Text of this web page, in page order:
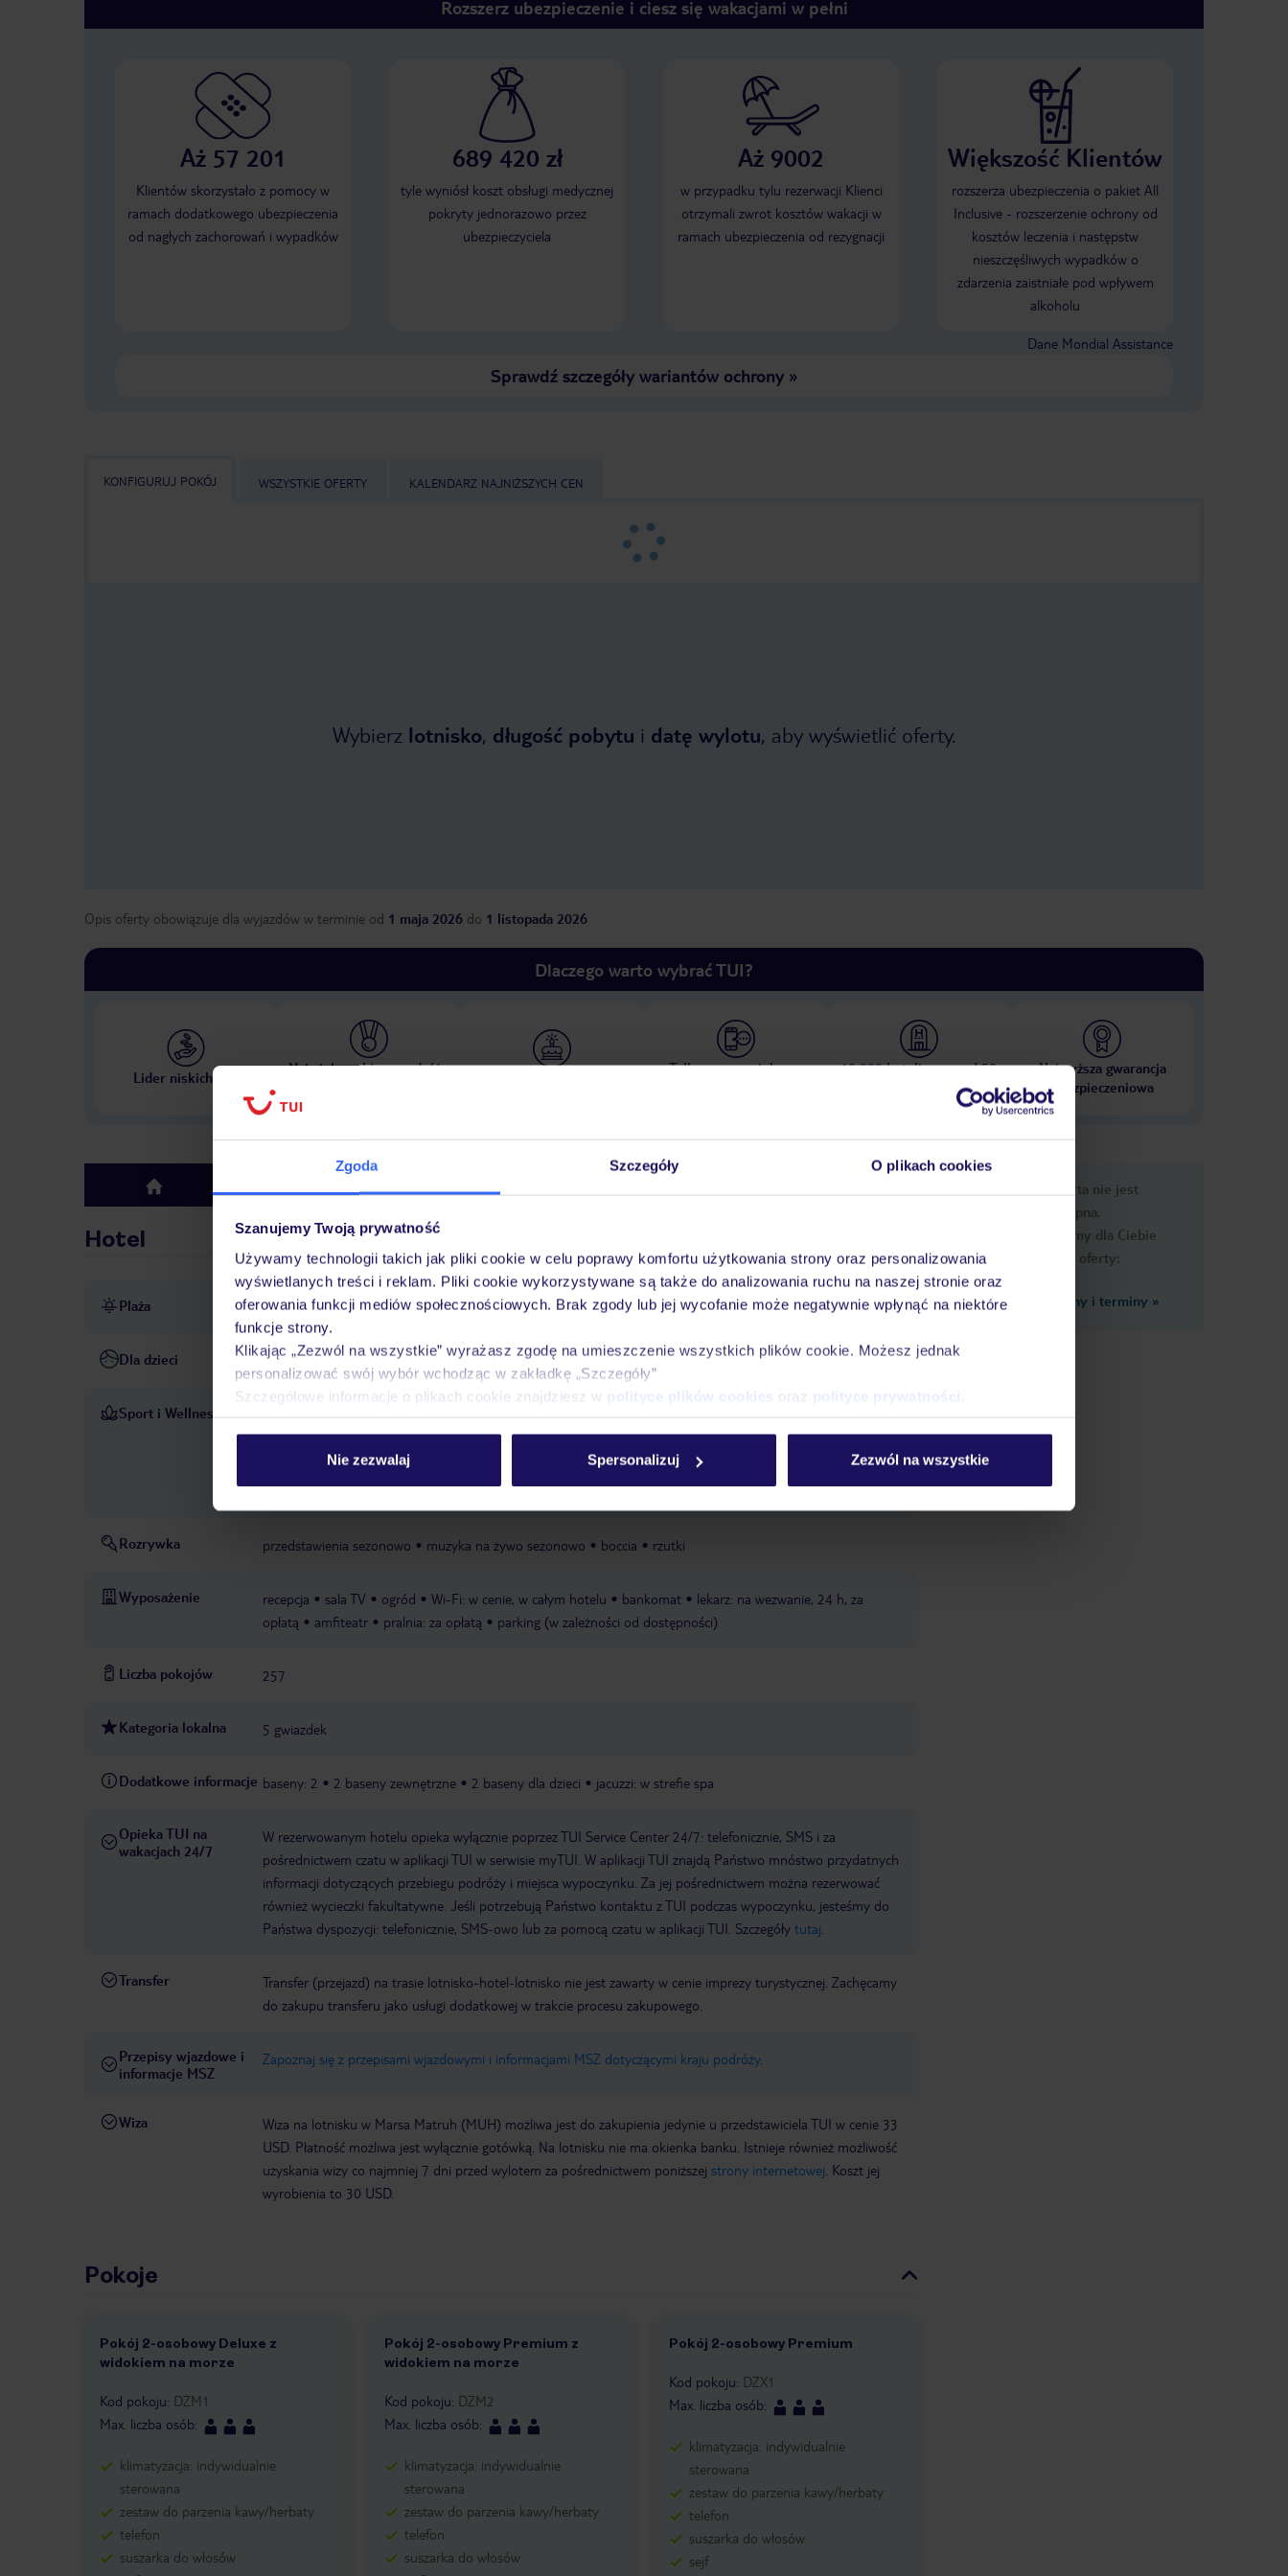
Zgoda Szczegóły O plikach cookies
Szanujemy Twoją prywatność
Używamy technologii takich jak pliki cookie w celu poprawy komfortu użytkowania strony oraz personalizowania
wyświetlanych treści i reklam. Pliki cookie wykorzystywane są także do analizowania ruchu na naszej stronie oraz
oferowania funkcji mediów społecznościowych. Brak zgody lub jej wycofanie może negatywnie wpłynąć na niektóre
funkcje strony.
Klikając „Zezwól na wszystkie” wyrażasz zgodę na umieszczenie wszystkich plików cookie. Możesz jednak
personalizować swój wybór wchodząc w zakładkę „Szczegóły”
Szczegółowe informacje o plikach cookie znajdziesz w polityce plików cookies oraz polityce prywatności
Nie zezwalaj Spersonalizuj Zezwól na wszystkie
Rozszerz ubezpieczenie i ciesz się wakacjami w pełni
Aż 57 201
Klientów skorzystało z pomocy w
ramach dodatkowego ubezpieczenia
od nagłych zachorowań i wypadków
689 420 zł
tyle wyniósł koszt obsługi medycznej
pokryty jednorazowo przez
ubezpieczyciela
Aż 9002
w przypadku tylu rezerwacji Klienci
otrzymali zwrot kosztów wakacji w
ramach ubezpieczenia od rezygnacji
Większość Klientów
rozszerza ubezpieczenia o pakiet All
Inclusive - rozszerzenie ochrony od
kosztów leczenia i następstw
nieszczęśliwych wypadków o
zdarzenia zaistniałe pod wpływem
alkoholu
Dane Mondial Assistance
Sprawdź szczegóły wariantów ochrony»
KONFIGURUJ POKÓJ WSZYSTKIE OFERTY KALENDARZ NAJNIŻSZYCH CEN
Wybierz lotnisko, długość pobytu i datę wylotu, aby wyświetlić oferty.
Opis oferty obowiązuje dla wyjazdów w terminie od 1 maja 2026 do 1 listopada 2026
Dlaczego warto wybrać TUI?
Lider niskich cen
Największe biuro podróży
Tylko u nas opieka na
10 000 hoteli w ponad 50
Najwyższa gwarancja
ubezpieczeniowa
top
Hotel
Plaża bezpośrednio przy plaży prywatna piaszczysta
Dla dzieci miniklub animacje dla dzieci plac zabaw
Sport i Wellness W CENIE siłownia: codziennie 08:00 - 19:00 strefa spa: codziennie,10:00 - 19:00 sauna
łaźnia
parowa
aerobik siatkówka plażowa tenis stołowy
masaże hammam zabiegi kosmetyczno-pielęgnacyjne korty tenisowe: 2
boisko do piłki nożnej
i koszykówki
sporty wodne paddle tenis
Rozrywka przedstawienia sezonowo muzyka na żywo sezonowo boccia rzutki
Wyposażenie recepcja sala TV ogród Wi-Fi: w cenie, w całym hotelu bankomat
lekarz: na wezwanie, 24 h, za
opłatą
amfiteatr pralnia: za opłatą parking (w zależności od dostępności)
Liczba pokojów 257
Kategoria lokalna 5 gwiazdek
Dodatkowe informacje baseny: 2 2 baseny zewnętrzne 2 baseny dla dzieci jacuzzi: w strefie spa
Opieka TUI na
wakacjach 24/7
W rezerwowanym hotelu opieka wyłącznie poprzez TUI Service Center 24/7: telefonicznie, SMS i za
pośrednictwem czatu w aplikacji TUI w serwisie myTUI. W aplikacji TUI znajdą Państwo mnóstwo przydatnych
informacji dotyczących przebiegu podróży i miejsca wypoczynku. Za jej pośrednictwem można rezerwować
również wycieczki fakultatywne. Jeśli potrzebują Państwo kontaktu z TUI podczas wypoczynku, jesteśmy do
Państwa dyspozycji: telefonicznie, SMS-owo lub za pomocą czatu w aplikacji TUI. Szczegóły tutaj
Transfer
Transfer (przejazd) na trasie lotnisko-hotel-lotnisko nie jest zawarty w cenie imprezy turystycznej. Zachęcamy
do zakupu transferu jako usługi dodatkowej w trakcie procesu zakupowego.
Przepisy wjazdowe i
informacje MSZ
Zapoznaj się z przepisami wjazdowymi i informacjami MSZ dotyczącymi kraju podróży.
Wiza
Wiza na lotnisku w Marsa Matruh (MUH) możliwa jest do zakupienia jedynie u przedstawiciela TUI w cenie 33
USD. Płatność możliwa jest wyłącznie gotówką. Na lotnisku nie ma okienka banku. Istnieje również możliwość
uzyskania wizy co najmniej 7 dni przed wylotem za pośrednictwem poniższej strony internetowej . Koszt jej
wyrobienia to 30 USD.
Pokoje
Pokój 2-osobowy Deluxe z
widokiem na morze
Kod pokoju: DZM1
Max. liczba osób:
klimatyzacja: indywidualnie
sterowana
zestaw do parzenia kawy/herbaty
telefon
suszarka do włosów
Pokój 2-osobowy Premium z
widokiem na morze
Kod pokoju: DZM2
Max. liczba osób:
klimatyzacja: indywidualnie
sterowana
zestaw do parzenia kawy/herbaty
telefon
suszarka do włosów
Pokój 2-osobowy Premium
Kod pokoju: DZX1
Max. liczba osób:
klimatyzacja: indywidualnie
sterowana
zestaw do parzenia kawy/herbaty
telefon
suszarka do włosów
sejf
Ups, ta oferta nie jest
dostępna.
Przygotowaliśmy dla Ciebie
podobne oferty:
Zobacz inne ceny i terminy »